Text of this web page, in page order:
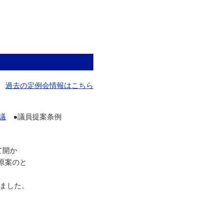
過去の定例会情報はこちら
●議員提案条例
開か
案のと
した。